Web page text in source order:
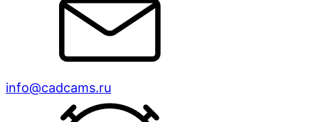
info@cadcams.ru